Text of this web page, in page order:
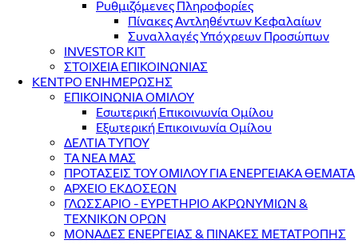
Ρυθμιζόμενες Πληροφορίες
Πίνακες Αντληθέντων Κεφαλαίων
Συναλλαγές Υπόχρεων Προσώπων
INVESTOR KIT
ΣΤΟΙΧΕΙΑ ΕΠΙΚΟΙΝΩΝΙΑΣ
ΚΕΝΤΡΟ ΕΝΗΜΕΡΩΣΗΣ
ΕΠΙΚΟΙΝΩΝΙΑ ΟΜΙΛΟΥ
Εσωτερική Επικοινωνία Ομίλου
Εξωτερική Επικοινωνία Ομίλου
ΔΕΛΤΙΑ ΤΥΠΟΥ
ΤΑ ΝΕΑ ΜΑΣ
ΠΡΟΤΑΣΕΙΣ ΤΟΥ ΟΜΙΛΟΥ ΓΙΑ ΕΝΕΡΓΕΙΑΚΑ ΘΕΜΑΤΑ
ΑΡΧΕΙΟ ΕΚΔΟΣΕΩΝ
ΓΛΩΣΣΑΡΙΟ - ΕΥΡΕΤΗΡΙΟ ΑΚΡΩΝΥΜΙΩΝ &
ΤΕΧΝΙΚΩΝ ΟΡΩΝ
ΜΟΝΑΔΕΣ ΕΝΕΡΓΕΙΑΣ & ΠΙΝΑΚΕΣ ΜΕΤΑΤΡΟΠΗΣ